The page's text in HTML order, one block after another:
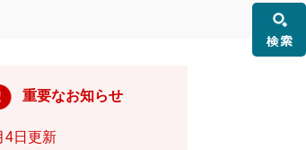
重要なお知らせ
4日更新